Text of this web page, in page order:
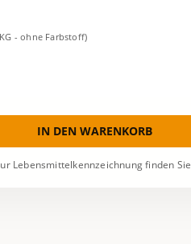
- ohne Farbstoff)
IN DEN WARENKORB
Lebensmittelkennzeichnung finden Sie